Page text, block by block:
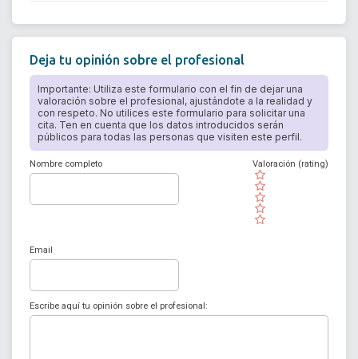
Deja tu opinión sobre el profesional
Importante: Utiliza este formulario con el fin de dejar una
valoración sobre el profesional, ajustándote a la realidad y
con respeto. No utilices este formulario para solicitar una
cita. Ten en cuenta que los datos introducidos serán
públicos para todas las personas que visiten este perfil.
Nombre completo
( )
( )
( )
( )
( )
Valoración (rating)
Email
Escribe aquí tu opinión sobre el profesional: